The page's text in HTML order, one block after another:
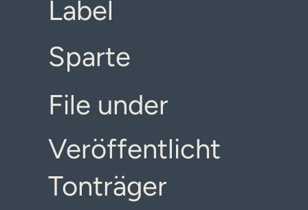
Label
Sparte
File under
Veröffentlicht
Tonträger